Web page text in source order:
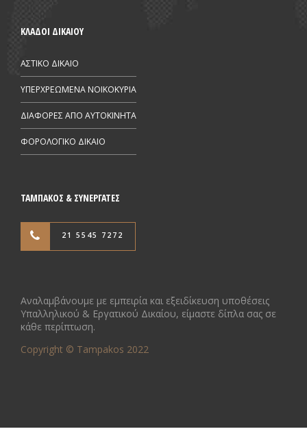
ΚΛΑΔΟΙ ΔΙΚΑΙΟΥ
ΑΣΤΙΚΟ ΔΙΚΑΙΟ
ΥΠΕΡΧΡΕΩΜΕΝΑ ΝΟΙΚΟΚΥΡΙΑ
ΔΙΑΦΟΡΕΣ ΑΠΟ AYTOKINHTA
ΦΟΡΟΛΟΓΙΚΟ ΔΙΚΑΙΟ
ΤΑΜΠΑΚΟΣ & ΣΥΝΕΡΓΑΤΕΣ
21 5545 7272
Αναλαμβάνουμε με εμπειρία και εξειδίκευση υποθέσεις
Υπαλληλικού & Εργατικού Δικαίου, είμαστε δίπλα σας σε
κάθε περίπτωση.
Copyright © Tampakos 2022